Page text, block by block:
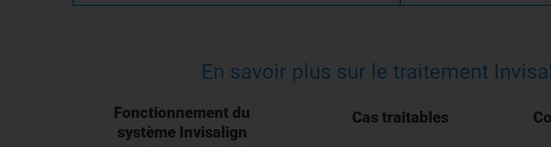
En savoir plus sur le traitement
Fonctionnement du
système Invisalign
Cas traitables